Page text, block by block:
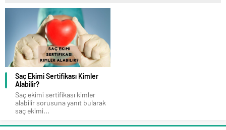
Saç Ekimi Sertifikası Kimler
Alabilir?
Saç ekimi sertifikası kimler
alabilir sorusuna yanıt bularak
saç ekimi...